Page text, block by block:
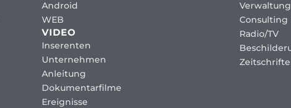
Android
WEB
VIDEO
Inserenten
Unternehmen
Anleitung
Dokumentarfilme
Ereignisse
Consulting
Radio/TV